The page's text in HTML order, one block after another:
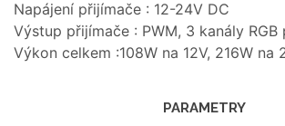
Napájení přijímače : 12-24V DC
Výstup přijímače : PWM, 3 kanály RGB
Výkon celkem :108W na 12V, 216W na
PARAMETRY